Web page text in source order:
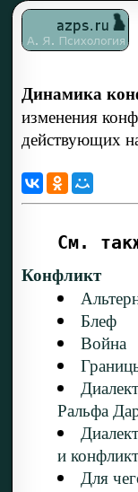
Динамика
изменения
действующих
См.
Конфликт
Блеф
Война
Ральфа
и
Для